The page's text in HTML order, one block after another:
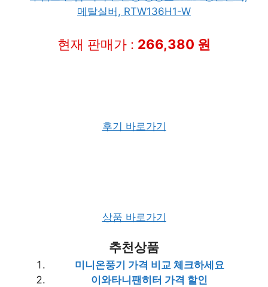
현재 판매가 : 266,380 원
후기 바로가기
상품 바로가기
추천상품
미니온풍기 가격 비교 체크하세요
이와타니팬히터 가격 할인